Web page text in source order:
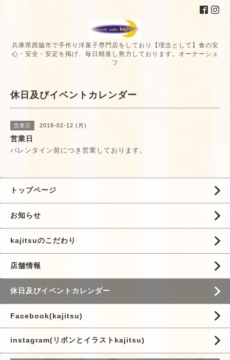
兵庫県西脇市で手作り洋菓子専門店をしており【理念として】食の安
心・安全・安定を掲げ、毎日精進し努力しております。オーナーシェ
フ
休日及びイベントカレンダー
営業日 2018-02-12 (月)
営業日
バレンタイン前につき営業しております。
トップページ
お知らせ
kajitsuのこだわり
店舗情報
休日及びイベントカレンダー
Facebook(kajitsu)
instagram(リボンとイラストkajitsu)